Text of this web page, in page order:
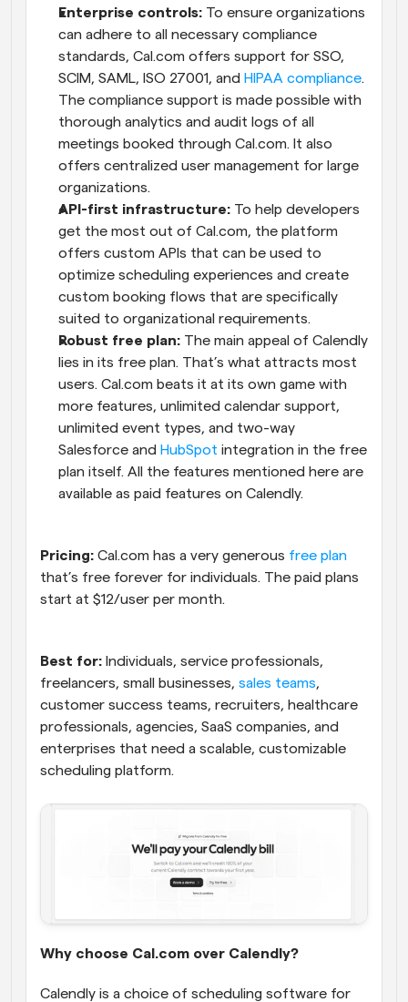
Enterprise controls: To ensure organizations
can adhere to all necessary compliance
standards, Cal.com offers support for SSO,
SCIM, SAML, ISO 27001, and HIPAA compliance.
The compliance support is made possible with
thorough analytics and audit logs of all
meetings booked through Cal.com. It also
offers centralized user management for large
organizations.
API-first infrastructure: To help developers
get the most out of Cal.com, the platform
offers custom APIs that can be used to
optimize scheduling experiences and create
custom booking flows that are specifically
suited to organizational requirements.
Robust free plan: The main appeal of Calendly
lies in its free plan. That’s what attracts most
users. Cal.com beats it at its own game with
more features, unlimited calendar support,
unlimited event types, and two-way
Salesforce and HubSpot integration in the free
plan itself. All the features mentioned here are
available as paid features on Calendly.
Pricing: Cal.com has a very generous free plan
that’s free forever for individuals. The paid plans
start at $12/user per month.
Best for: Individuals, service professionals,
freelancers, small businesses, sales teams,
customer success teams, recruiters, healthcare
professionals, agencies, SaaS companies, and
enterprises that need a scalable, customizable
scheduling platform.
Why choose Cal.com over Calendly?
Calendly is a choice of scheduling software for